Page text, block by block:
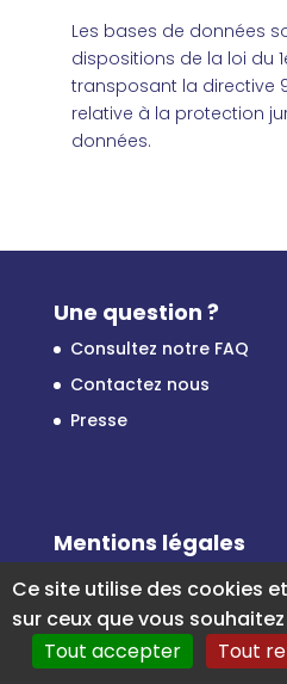
Les bases de données
dispositions de la loi du
transposant la directive
relative à la protection
données.
Une question ?
Consultez notre FAQ
Contactez nous
Presse
Mentions légales
CGU
Rapports d’activité
Ce site utilise des cookies
sur ceux que vous
Tout accepter
Tout